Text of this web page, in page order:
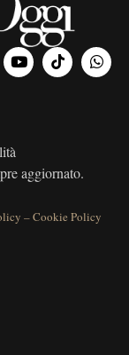
aggiornato.
–Cookie Policy